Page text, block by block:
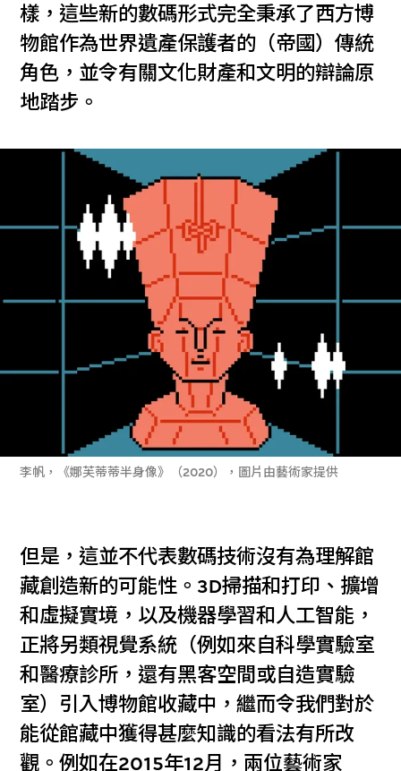
樣，這些新的數碼形式完全秉承了西方博
物館作為世界遺產保護者的（帝國）傳統
角色，並令有關文化財產和文明的辯論原
地踏步。
李帆，《娜芙蒂蒂半身像》（2020），圖片由藝術家提供
但是，這並不代表數碼技術沒有為理解館
藏創造新的可能性。3D掃描和打印、擴增
和虛擬實境，以及機器學習和人工智能，
正將另類視覺系統（例如來自科學實驗室
和醫療診所，還有黑客空間或自造實驗
室）引入博物館收藏中，繼而令我們對於
能從館藏中獲得甚麼知識的看法有所改
觀。例如在2015年12月，兩位藝術家